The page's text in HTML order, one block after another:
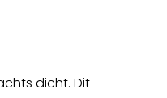
dicht. Dit